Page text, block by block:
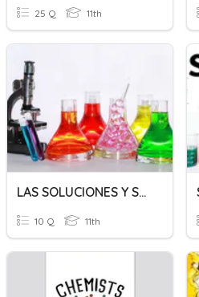
25 Q 11th
LAS SOLUCIONES Y SU CLASIFICACIÓN
10 Q 11th